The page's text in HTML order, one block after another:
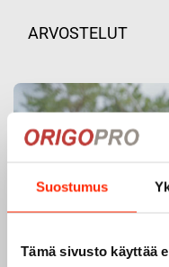
Suostumus
Tämä sivusto käyttää
ARVOSTELUT